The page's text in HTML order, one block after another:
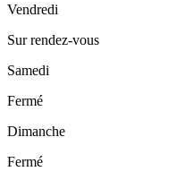
Vendredi
Sur rendez-vous
Samedi
Fermé
Dimanche
Fermé